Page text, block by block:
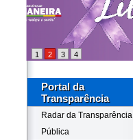
1 2 3 4
Portal da
Transparência
Radar da Transparência
Pública